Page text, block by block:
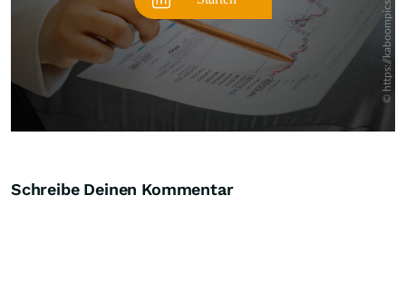
Schreibe Deinen Kommentar